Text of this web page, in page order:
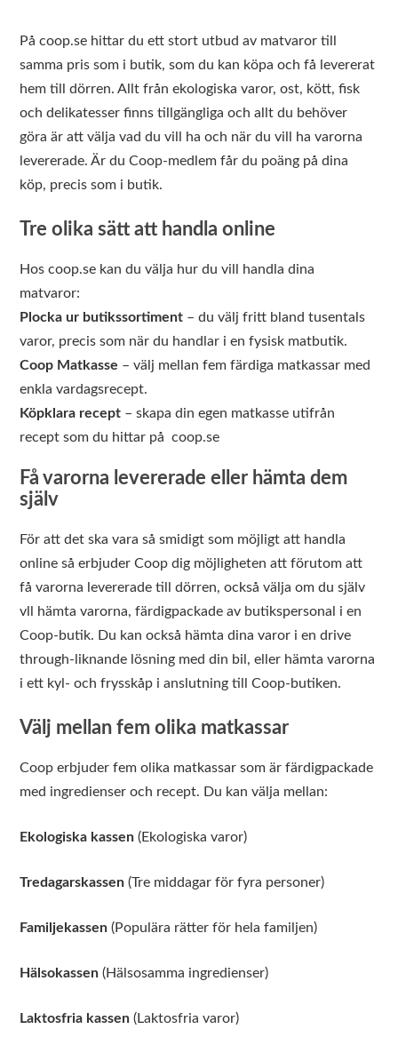
På coop.se hittar du ett stort utbud av matvaror till
samma pris som i butik, som du kan köpa och få levererat
hem till dörren. Allt från ekologiska varor, ost, kött, fisk
och delikatesser finns tillgängliga och allt du behöver
göra är att välja vad du vill ha och när du vill ha varorna
levererade. Är du Coop-medlem får du poäng på dina
köp, precis som i butik.
Tre olika sätt att handla online
Hos coop.se kan du välja hur du vill handla dina
matvaror:
Plocka ur butikssortiment – du välj fritt bland tusentals
varor, precis som när du handlar i en fysisk matbutik.
Coop Matkasse – välj mellan fem färdiga matkassar med
enkla vardagsrecept.
Köpklara recept – skapa din egen matkasse utifrån
recept som du hittar på coop.se
Få varorna levererade eller hämta dem
själv
För att det ska vara så smidigt som möjligt att handla
online så erbjuder Coop dig möjligheten att förutom att
få varorna levererade till dörren, också välja om du själv
vll hämta varorna, färdigpackade av butikspersonal i en
Coop-butik. Du kan också hämta dina varor i en drive
through-liknande lösning med din bil, eller hämta varorna
i ett kyl- och frysskåp i anslutning till Coop-butiken.
Välj mellan fem olika matkassar
Coop erbjuder fem olika matkassar som är färdigpackade
med ingredienser och recept. Du kan välja mellan:
Ekologiska kassen(Ekologiska varor)
Tredagarskassen(Tre middagar för fyra personer)
Familjekassen(Populära rätter för hela familjen)
Hälsokassen(Hälsosamma ingredienser)
Laktosfria kassen(Laktosfria varor)